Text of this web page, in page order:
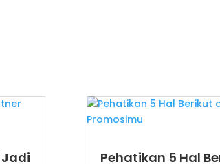
Jadi
Pehatikan 5 Hal